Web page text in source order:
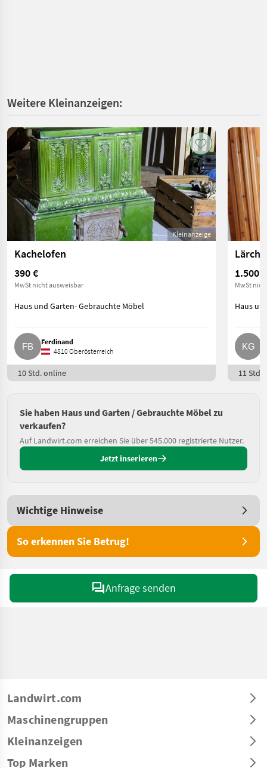
Weitere Kleinanzeigen:
Kleinanzeige
Kachelofen
390 €
MwSt nicht ausweisbar
Haus und Garten- Gebrauchte Möbel
Ferdinand
4810 Oberösterreich
10 Std. online
1.500 €
MwSt
Haus
11 Std.
Sie haben Haus und Garten / Gebrauchte Möbel zu
verkaufen?
Auf Landwirt.com erreichen Sie über 545.000 registrierte Nutzer.
Jetzt inserieren
Wichtige Hinweise
So erkennen Sie Betrug!
Anfrage senden
Landwirt.com
Maschinengruppen
Kleinanzeigen
Top Marken